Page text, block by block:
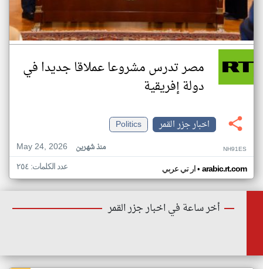
مصر تدرس مشروعا عملاقا جديدا في
دولة إفريقية
اخبار جزر القمر
Politics
May 24, 2026
منذ شهرين NH91ES
ار تي عربي• arabic.rt.com عدد الكلمات: ٢٥٤
أخر ساعة في اخبار جزر القمر